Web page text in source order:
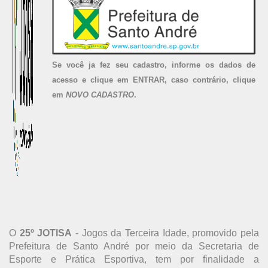
Se você ja fez seu cadastro, informe os dados de
acesso e clique em ENTRAR, caso contrário, clique
em NOVO CADASTRO.
O 25º JOTISA - Jogos da Terceira Idade, promovido pela
Prefeitura de Santo André por meio da Secretaria de
Esporte e Prática Esportiva, tem por finalidade a